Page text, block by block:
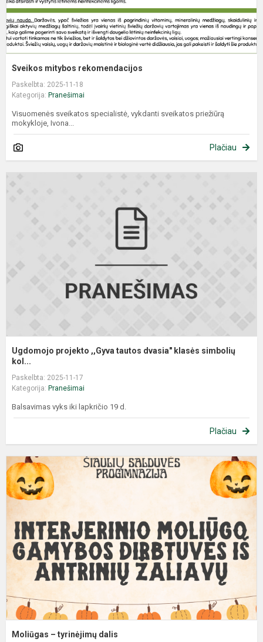
Sveikos mitybos rekomendacijos
Paskelbta: 2025-11-18
Kategorija: Pranešimai
Visuomenės sveikatos specialistė, vykdanti sveikatos priežiūrą
mokykloje, Ivona...
Plačiau
Ugdomojo projekto ,,Gyva tautos dvasia" klasės simbolių
kol...
Paskelbta: 2025-11-17
Kategorija: Pranešimai
Balsavimas vyks iki lapkričio 19 d.
Plačiau
Moliūgas – tyrinėjimų dalis